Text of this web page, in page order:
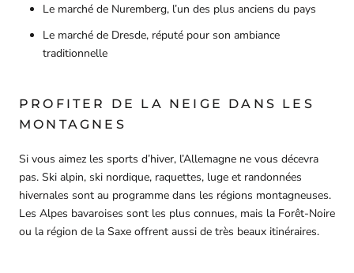
Le marché de Nuremberg, l’un des plus anciens du pays
Le marché de Dresde, réputé pour son ambiance
traditionnelle
PROFITER DE LA NEIGE DANS LES
MONTAGNES
Si vous aimez les sports d’hiver, l’Allemagne ne vous décevra
pas. Ski alpin, ski nordique, raquettes, luge et randonnées
hivernales sont au programme dans les régions montagneuses.
Les Alpes bavaroises sont les plus connues, mais la Forêt-Noire
ou la région de la Saxe offrent aussi de très beaux itinéraires.